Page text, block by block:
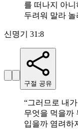
를 떠나지 아
두려워 말라
신명기 31:8
구절 공유
“그러므로 내
무엇을 먹을까
입을까 염려하